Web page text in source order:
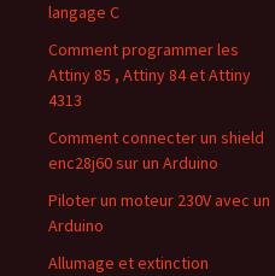
langage C
Comment programmer les
Attiny 85 , Attiny 84 et Attiny
4313
Comment connecter un shield
enc28j60 sur un Arduino
Piloter un moteur 230V avec un
Arduino
Allumage et extinction